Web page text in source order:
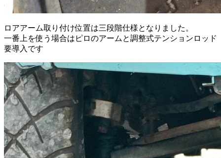
ロアアーム取り付け位置は三段階仕様となりました。
一番上を使う場合はピロのアームと調整式テンションロッド
要導入です